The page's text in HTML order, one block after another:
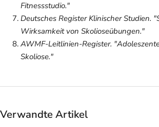
Fitnessstudio."
Deutsches Register Klinischer Studien.
Wirksamkeit von Skolioseübungen."
AWMF-Leitlinien-Register.
Skoliose."
Verwandte Artikel